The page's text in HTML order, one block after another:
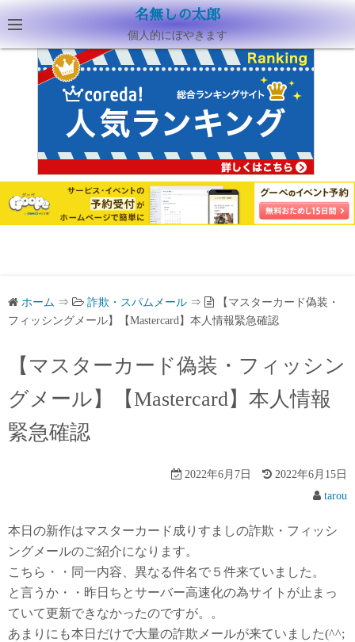
名無しの太郎
個人的にぼやきます
ホーム ⇒ 詐欺・スパムメール ⇒
【マスターカード偽装・
フィッシングメール】【Mastercard】本人情報緊急確認
【マスターカード偽装・フィッシン
グメール】【Mastercard】本人情報
緊急確認
2022年6月7日
2022年6月15日
tarou
本日の新作はマスターカード成りすましの詐欺・フィッシ
ングメールのご紹介になります。
こちら・・同一内容、異なる件名で５件来ていました。
と言うか・・昨日ちとサーバー高速化の為サイトが止まっ
ていて更新できなかったのですが。。
あまりにも本日だけで大量の詐欺メールが来ていました(^^;